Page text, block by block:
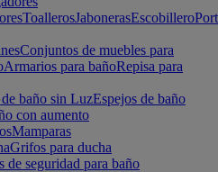
ToallerosJabonerasEscobillero
Conjuntos de muebles para
Armarios para bañoRepisa para
baño sin LuzEspejos de baño
con aumento
Mamparas
Grifos para ducha
de seguridad para baño